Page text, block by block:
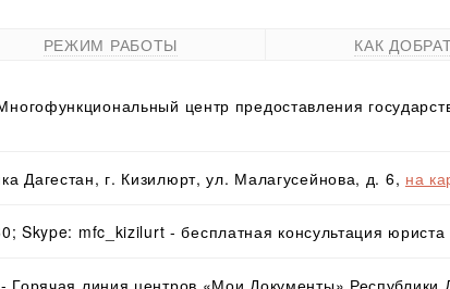
РЕЖИМ РАБОТЫ КАК
центр предоставления
Дагестан, г. Кизилюрт, ул. Малагусейнова, д. 6, на
Skype: mfc_kizilurt - бесплатная консультация юриста